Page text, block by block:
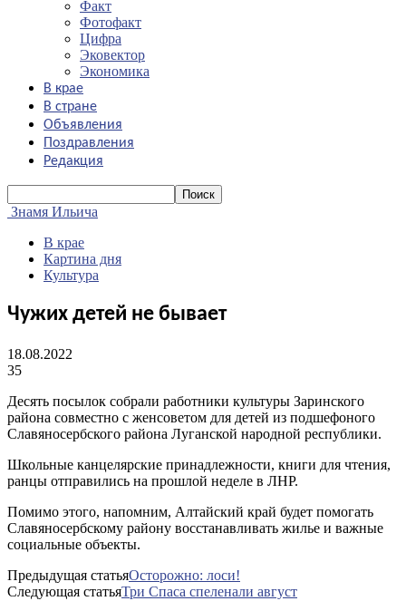
Факт
Фотофакт
Цифра
Эковектор
Экономика
В крае
В стране
Объявления
Поздравления
Редакция
Знамя Ильича
В крае
Картина дня
Культура
Чужих детей не бывает
18.08.2022
35
Десять посылок собрали работники культуры Заринского
района совместно с женсоветом для детей из подшефоного
Славяносербского района Луганской народной республики.
Школьные канцелярские принадлежности, книги для чтения,
ранцы отправились на прошлой неделе в ЛНР.
Помимо этого, напомним, Алтайский край будет помогать
Славяносербскому району восстанавливать жилье и важные
социальные объекты.
Предыдущая статьяОсторожно: лоси!
Следующая статьяТри Спаса спеленали август